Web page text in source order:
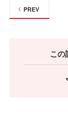
PREV
この